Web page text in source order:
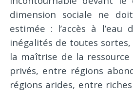
dimension sociale ne
estimée : l’accès à l’eau
inégalités de toutes
la maîtrise de la
privés, entre régions
régions arides, entre